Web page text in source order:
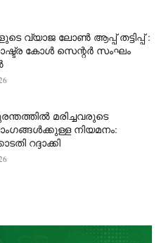
വ്യാജ ലോൺ ആപ്പ് തട്ടിപ്പ് :
കോൾ സെന്റർ സംഘം
മരിച്ചവരുടെ
നിയമനം:
റദ്ദാക്കി